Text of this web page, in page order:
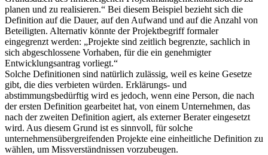
planen und zu realisieren.“ Bei diesem Beispiel bezieht sich die
Definition auf die Dauer, auf den Aufwand und auf die Anzahl von
Beteiligten. Alternativ könnte der Projektbegriff formaler
eingegrenzt werden: „Projekte sind zeitlich begrenzte, sachlich in
sich abgeschlossene Vorhaben, für die ein genehmigter
Entwicklungsantrag vorliegt.“
Solche Definitionen sind natürlich zulässig, weil es keine Gesetze
gibt, die dies verbieten würden. Erklärungs- und
abstimmungsbedürftig wird es jedoch, wenn eine Person, die nach
der ersten Definition gearbeitet hat, von einem Unternehmen, das
nach der zweiten Definition agiert, als externer Berater eingesetzt
wird. Aus diesem Grund ist es sinnvoll, für solche
unternehmensübergreifenden Projekte eine einheitliche Definition zu
wählen, um Missverständnissen vorzubeugen.